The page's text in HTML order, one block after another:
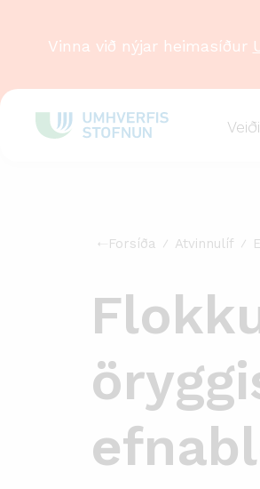
Veiði
Vinna við nýjar heimasíður
Forsíða Atvinnulíf